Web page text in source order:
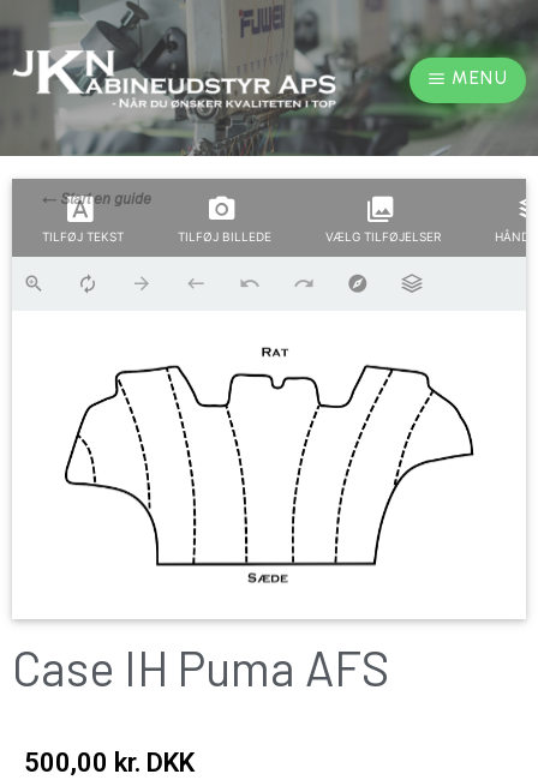
MENU
TILFØJ TEKST TILFØJ BILLEDE VÆLG TILFØJELSER
Case IH Puma AFS
500,00 kr. DKK